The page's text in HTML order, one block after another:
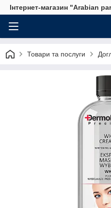
Інтернет-магазин "Arabian
Товари та послуги